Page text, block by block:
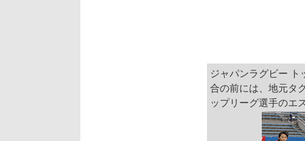
ジャパンラグビー ト
合の前には、地元タ
ップリーグ選手のエ